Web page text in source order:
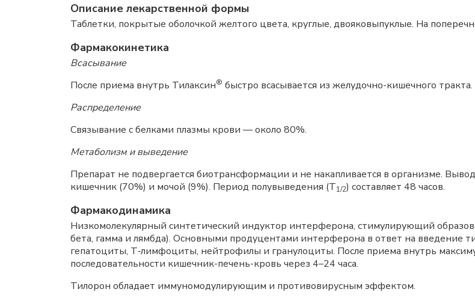
Описание лекарственной формы
Таблетки, покрытые оболочкой желтого цвета, круглые, двояковыпуклые. На
Фармакокинетика
Всасывание
После приема внутрь Тилаксин® быстро всасывается из желудочно-кишечного
Распределение
Связывание с белками плазмы крови — около 80%.
Метаболизм и выведение
Препарат не подвергается биотрансформации и не накапливается в организме.
кишечник (70%) и мочой (9%). Период полувыведения (T1/2) составляет 48 часов.
Фармакодинамика
Низкомолекулярный синтетический индуктор интерферона, стимулирующий
бета, гамма и лямбда). Основными продуцентами интерферона в ответ на введение
гепатоциты, Т‑лимфоциты, нейтрофилы и гранулоциты. После приема внутрь
последовательности кишечник-печень-кровь через 4–24 часа.
Тилорон обладает иммуномодулирующим и противовирусным эффектом.